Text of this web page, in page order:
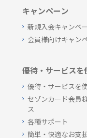
キャンペーン
新規入会キャンペ
会員様向けキャン
優待・サービスを
優待・サービスを
セゾンカード会員
ス
各種サポート
簡単・快適なお支